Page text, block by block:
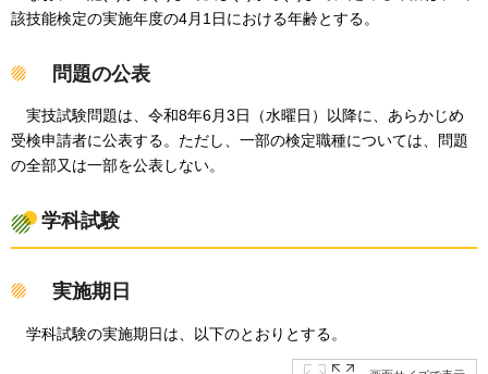
該技能検定の実施年度の4月1日における年齢とする。
問題の公表
実技試験問題は、令和8年6月3日（水曜日）以降に、あらかじめ
受検申請者に公表する。ただし、一部の検定職種については、問題
の全部又は一部を公表しない。
学科試験
実施期日
学科試験の実施期日は、以下のとおりとする。